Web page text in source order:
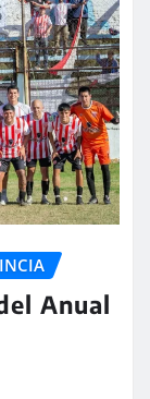
Anual